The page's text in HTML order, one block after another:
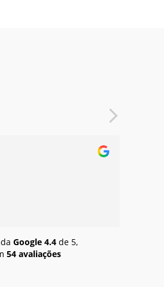
Google 4.4 de 5,
54 avaliações